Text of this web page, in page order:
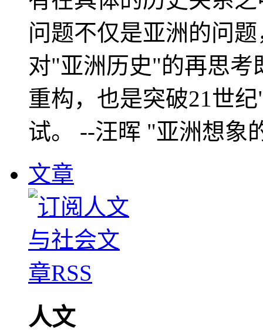
问题不仅是亚洲的问
对"亚洲历史"的再思考
重构，也是突破21世
试。 --汪晖 "亚洲想象
文章
人文